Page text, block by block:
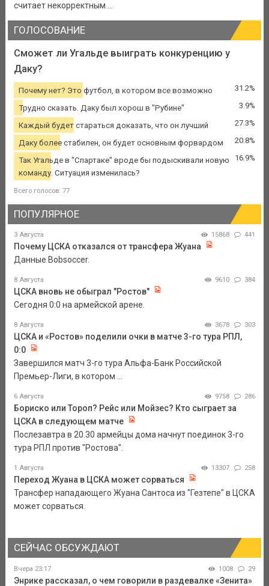
считает некорректным ...
ГОЛОСОВАНИЕ
Сможет ли Угальде выиграть конкуренцию у
Даку?
Почему нет? Это футбол, в котором все возможно 31.2%
Трудно сказать. Даку был хорош в "Рубине" 3.9%
Каждый будет стараться доказать, что он лучший 27.3%
Даку более стабилен, он будет основным форвардом 20.8%
Так Угальде в "Спартаке" вроде бы подыскивали новую
команду. Ситуация изменилась?
16.9%
Всего голосов: 77
ПОПУЛЯРНОЕ
3 Августа 15868 441
Почему ЦСКА отказался от трансфера Жуана
Данные Bobsoccer.
8 Августа 9610 384
ЦСКА вновь не обыграл "Ростов"
Сегодня 0:0 на армейской арене.
8 Августа 3678 303
ЦСКА и «Ростов» поделили очки в матче 3-го тура РПЛ,
0:0
Завершился матч 3-го тура Альфа-Банк Российской
Премьер-Лиги, в котором ...
6 Августа 9758 286
Бориско или Тороп? Рейс или Мойзес? Кто сыграет за
ЦСКА в следующем матче
Послезавтра в 20.30 армейцы дома начнут поединок 3-го
тура РПЛ против "Ростова".
1 Августа 13307 258
Переход Жуана в ЦСКА может сорваться
Трансфер нападающего Жуана Сантоса из "Гезтепе" в ЦСКА
может сорваться.
СЕЙЧАС ОБСУЖДАЮТ
Вчера 23:17 1008 29
Энрике рассказал, о чем говорили в раздевалке «Зенита»